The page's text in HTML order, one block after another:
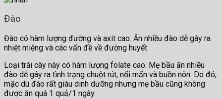
Đào
Đào có hàm lượng đường và axit cao. Ăn nhiều đào dễ gây ra
nhiệt miệng và các vấn đề về đường huyết.
Loại trái cây này có hàm lượng folate cao. Mẹ bầu ăn nhiều
đào dễ gây ra tình trạng chuột rút, nổi mẩn và buồn nôn. Do đó,
mặc dù đào rất giàu dinh dưỡng nhưng mẹ bầu cũng không
được ăn quá 1 quả/1 ngày.